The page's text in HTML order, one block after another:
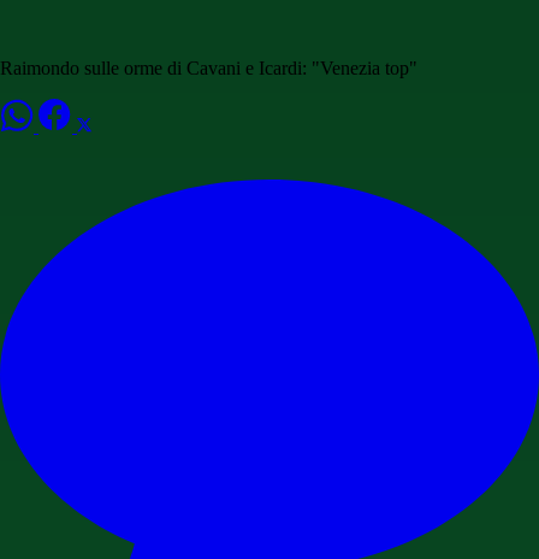
Raimondo sulle orme di Cavani e Icardi: "Venezia top"